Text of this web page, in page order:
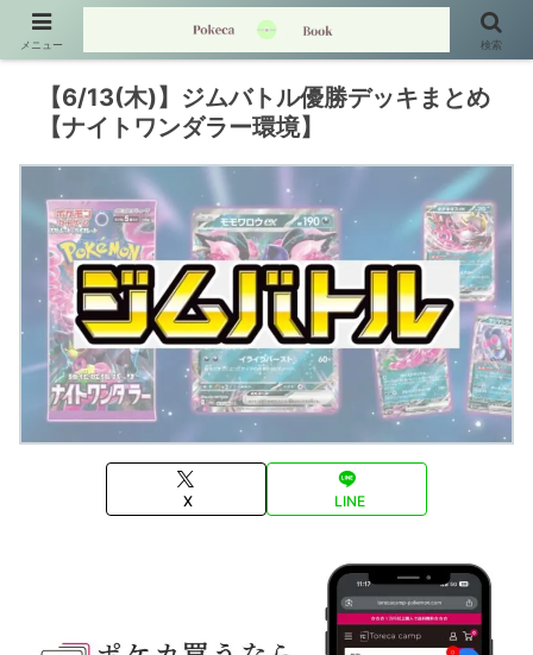
【6/13(木)】ジムバトル優勝デッキまとめ
【ナイトワンダラー環境】
X LINE
メニュー 検索